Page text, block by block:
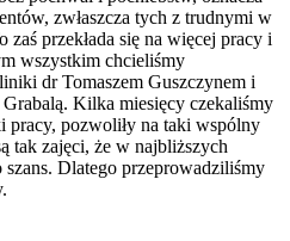
zwłaszcza tych z trudnymi w
zaś przekłada się na więcej pracy i
wszystkim chcieliśmy
dr Tomaszem Guszczynem i
Grabalą. Kilka miesięcy czekaliśmy
pracy, pozwoliły na taki wspólny
tak zajęci, że w najbliższych
szans. Dlatego przeprowadziliśmy